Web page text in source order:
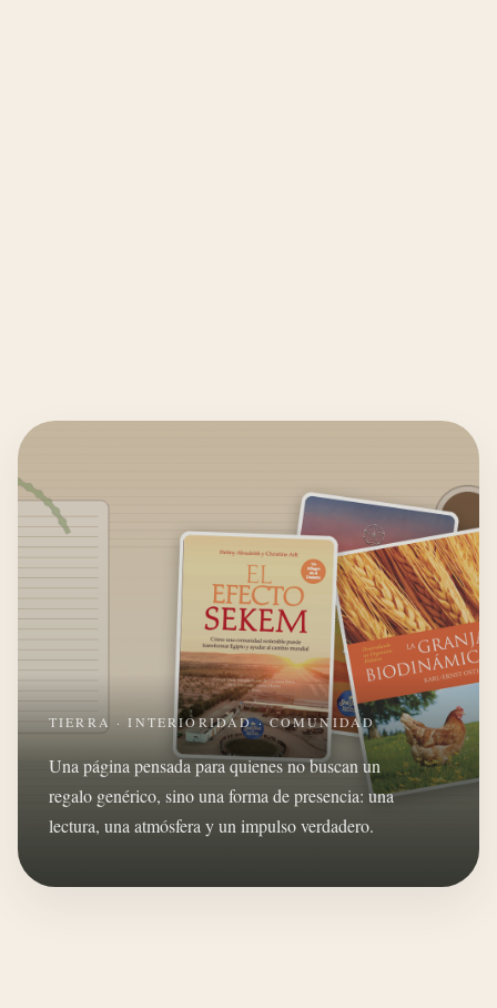
TIERRA · INTERIORIDAD · COMUNIDAD
Una página pensada para quienes no buscan un
regalo genérico, sino una forma de presencia: una
lectura, una atmósfera y un impulso verdadero.